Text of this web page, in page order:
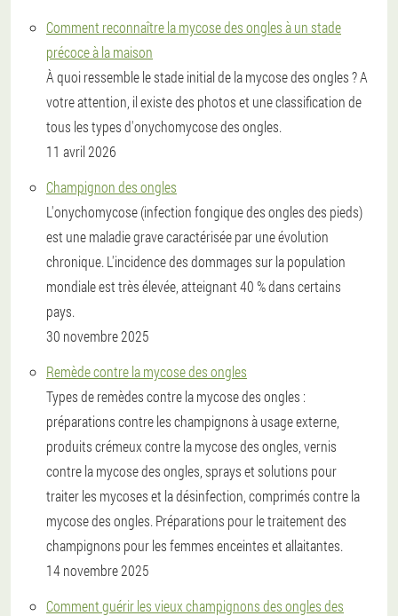
Comment reconnaître la mycose des ongles à un stade
précoce à la maison
À quoi ressemble le stade initial de la mycose des ongles ? A
votre attention, il existe des photos et une classification de
tous les types d'onychomycose des ongles.
11 avril 2026
Champignon des ongles
L'onychomycose (infection fongique des ongles des pieds)
est une maladie grave caractérisée par une évolution
chronique. L'incidence des dommages sur la population
mondiale est très élevée, atteignant 40 % dans certains
pays.
30 novembre 2025
Remède contre la mycose des ongles
Types de remèdes contre la mycose des ongles :
préparations contre les champignons à usage externe,
produits crémeux contre la mycose des ongles, vernis
contre la mycose des ongles, sprays et solutions pour
traiter les mycoses et la désinfection, comprimés contre la
mycose des ongles. Préparations pour le traitement des
champignons pour les femmes enceintes et allaitantes.
14 novembre 2025
Comment guérir les vieux champignons des ongles des